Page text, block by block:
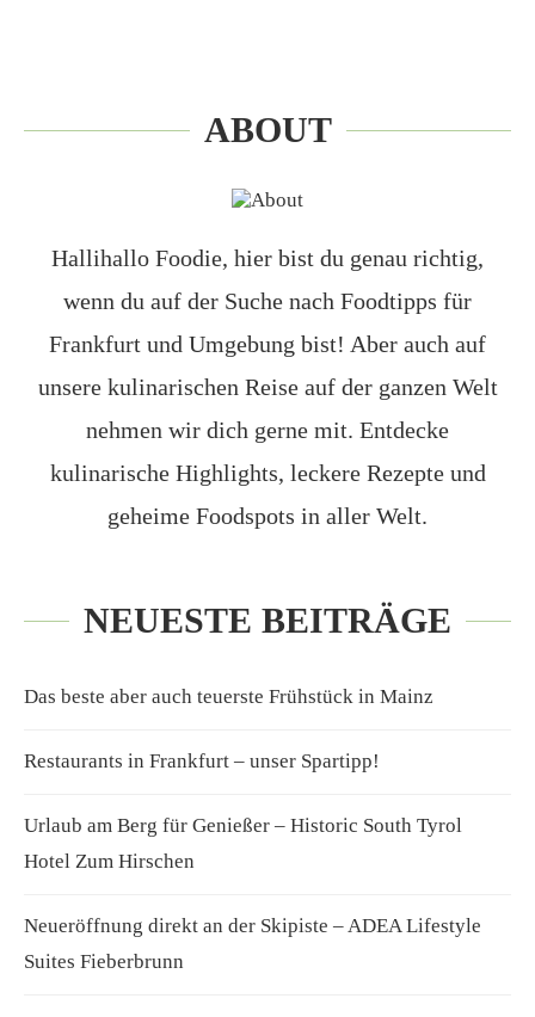
ABOUT
Hallihallo Foodie, hier bist du genau richtig,
wenn du auf der Suche nach Foodtipps für
Frankfurt und Umgebung bist! Aber auch auf
unsere kulinarischen Reise auf der ganzen Welt
nehmen wir dich gerne mit. Entdecke
kulinarische Highlights, leckere Rezepte und
geheime Foodspots in aller Welt.
NEUESTE BEITRÄGE
Das beste aber auch teuerste Frühstück in Mainz
Restaurants in Frankfurt – unser Spartipp!
Urlaub am Berg für Genießer – Historic South Tyrol
Hotel Zum Hirschen
Neueröffnung direkt an der Skipiste – ADEA Lifestyle
Suites Fieberbrunn